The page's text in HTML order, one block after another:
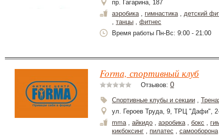
пр. Гагарина, 187
аэробика, гимнастика, детский
, танцы , фитнес
Время работы Пн-Вс: 9:00 - 21:00
Forma, спортивный клуб
Отзывов: 0
Спортивные клубы и секции ,
ул. Героев Труда, 9, ТРЦ "Дафи",
mma, айкидо , аэробика, бокс ,
кикбоксинг , пилатес , самооборона